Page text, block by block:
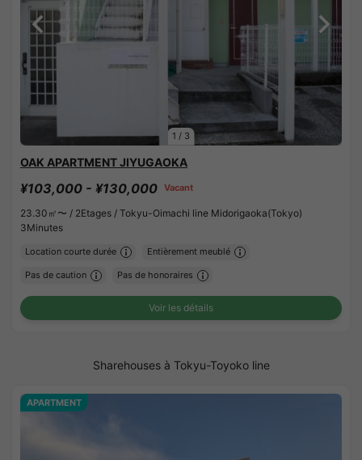
1 / 3
OAK APARTMENT JIYUGAOKA
¥103,000 - ¥130,000 Vacant
23.30㎡〜 / 2Etages / Tokyu-Oimachi line Midorigaoka(Tokyo)
3Minutes
Location courte durée Entièrement meublé
Pas de caution Pas de honoraires
Voir les détails
Sharehouses à Tokyu-Toyoko line
APARTMENT